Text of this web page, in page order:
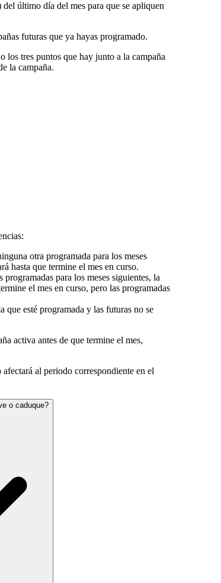
último día del mes para que se apliquen
futuras que ya hayas programado.
o los tres puntos que hay junto a la campaña
la campaña.
otra programada para los meses
hasta que termine el mes en curso.
para los meses siguientes, la
el mes en curso, pero las programadas
que esté programada y las futuras no se
activa antes de que termine el mes,
al periodo correspondiente en el
o caduque?